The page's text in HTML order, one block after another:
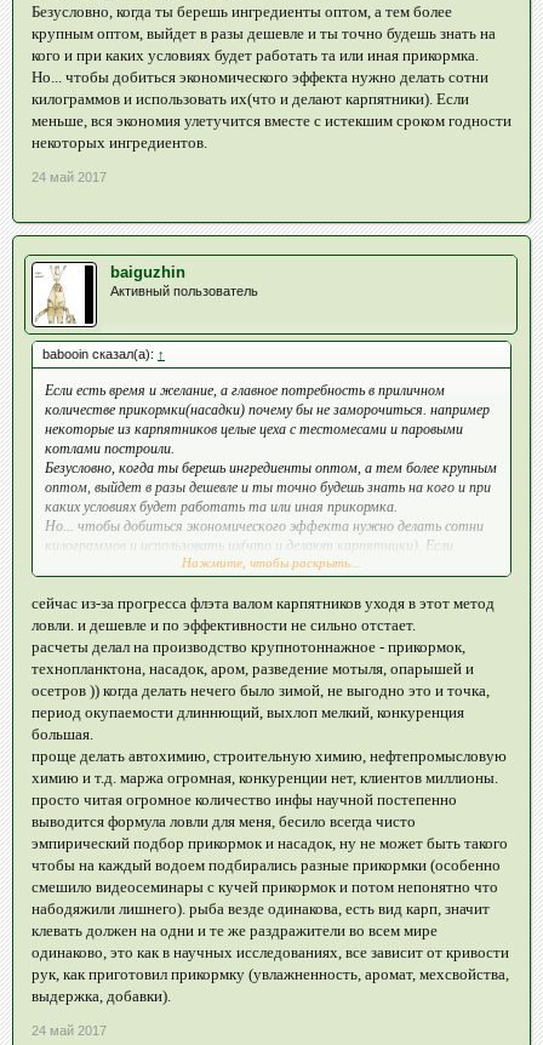
Безусловно, когда ты берешь ингредиенты оптом, а тем более
крупным оптом, выйдет в разы дешевле и ты точно будешь знать на
кого и при каких условиях будет работать та или иная прикормка.
Но... чтобы добиться экономического эффекта нужно делать сотни
килограммов и использовать их(что и делают карпятники). Если
меньше, вся экономия улетучится вместе с истекшим сроком годности
некоторых ингредиентов.
24 май 2017
baiguzhin
Активный пользователь
babooin сказал(а): ↑
Если есть время и желание, а главное потребность в приличном
количестве прикормки(насадки) почему бы не заморочиться. например
некоторые из карпятников целые цеха с тестомесами и паровыми
котлами построили.
Безусловно, когда ты берешь ингредиенты оптом, а тем более крупным
оптом, выйдет в разы дешевле и ты точно будешь знать на кого и при
каких условиях будет работать та или иная прикормка.
Но... чтобы добиться экономического эффекта нужно делать сотни
килограммов и использовать их(что и делают карпятники). Если
меньше, вся экономия улетучится вместе с истекшим сроком годности
Нажмите, чтобы раскрыть...
сейчас из-за прогресса флэта валом карпятников уходя в этот метод
ловли. и дешевле и по эффективности не сильно отстает.
расчеты делал на производство крупнотоннажное - прикормок,
технопланктона, насадок, аром, разведение мотыля, опарышей и
осетров )) когда делать нечего было зимой, не выгодно это и точка,
период окупаемости длиннющий, выхлоп мелкий, конкуренция
большая.
проще делать автохимию, строительную химию, нефтепромысловую
химию и т.д. маржа огромная, конкуренции нет, клиентов миллионы.
просто читая огромное количество инфы научной постепенно
выводится формула ловли для меня, бесило всегда чисто
эмпирический подбор прикормок и насадок, ну не может быть такого
чтобы на каждый водоем подбирались разные прикормки (особенно
смешило видеосеминары с кучей прикормок и потом непонятно что
набодяжили лишнего). рыба везде одинакова, есть вид карп, значит
клевать должен на одни и те же раздражители во всем мире
одинаково, это как в научных исследованиях, все зависит от кривости
рук, как приготовил прикормку (увлажненность, аромат, мехсвойства,
выдержка, добавки).
24 май 2017